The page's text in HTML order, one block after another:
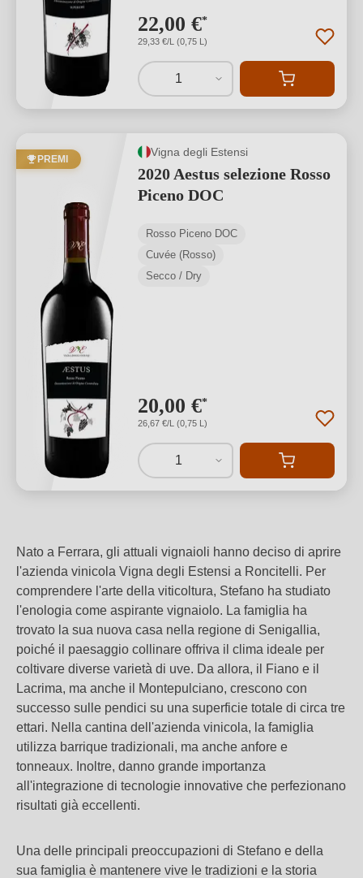
22,00 €*
29,33 €/L (0,75 L)
1
PREMI
Vigna degli Estensi
2020 Aestus selezione Rosso
Piceno DOC
Rosso Piceno DOC
Cuvée (Rosso)
Secco / Dry
20,00 €*
26,67 €/L (0,75 L)
1
Nato a Ferrara, gli attuali vignaioli hanno deciso di aprire
l'azienda vinicola Vigna degli Estensi a Roncitelli. Per
comprendere l'arte della viticoltura, Stefano ha studiato
l'enologia come aspirante vignaiolo. La famiglia ha
trovato la sua nuova casa nella regione di Senigallia,
poiché il paesaggio collinare offriva il clima ideale per
coltivare diverse varietà di uve. Da allora, il Fiano e il
Lacrima, ma anche il Montepulciano, crescono con
successo sulle pendici su una superficie totale di circa tre
ettari. Nella cantina dell'azienda vinicola, la famiglia
utilizza barrique tradizionali, ma anche anfore e
tonneaux. Inoltre, danno grande importanza
all'integrazione di tecnologie innovative che perfezionano
risultati già eccellenti.
Una delle principali preoccupazioni di Stefano e della
sua famiglia è mantenere vive le tradizioni e la storia